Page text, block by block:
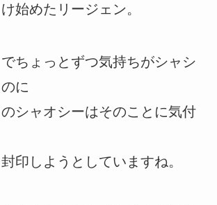
始めたリージェン。
ちょっとずつ気持ちがシャシ
に
シャオシーはそのことに気付
印しようとしていますね。